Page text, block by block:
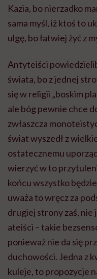
Kazia, bo nierzadko
sama myśl, iż ktoś to
ulgę, bo łatwiej żyć z
Antyteiści
świata, bo z jednej
się w religii „boskim
ale bóg pewnie chce
zwłaszcza
świat wyszedł z
ostatecznemu
wierzyć w to
końcu wszystko
uważa to wręcz za
drugiej strony zaś, nie
ateiści – takie
ponieważ nie da się
duchowości. Jedna z
kuleje, to propozycje